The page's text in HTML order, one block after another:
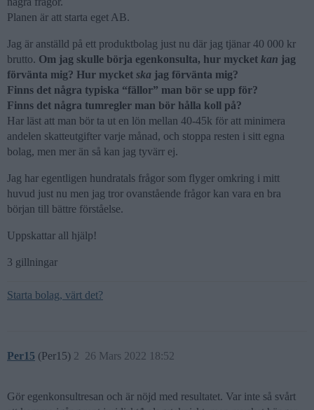
Planen är att starta eget AB.
Jag är anställd på ett produktbolag just nu där jag tjänar 40 000 kr
brutto. Om jag skulle börja egenkonsulta, hur mycket kan jag
förvänta mig? Hur mycket ska jag förvänta mig?
Finns det några typiska “fällor” man bör se upp för?
Finns det några tumregler man bör hålla koll på?
Har läst att man bör ta ut en lön mellan 40-45k för att minimera
andelen skatteutgifter varje månad, och stoppa resten i sitt egna
bolag, men mer än så kan jag tyvärr ej.
Jag har egentligen hundratals frågor som flyger omkring i mitt
huvud just nu men jag tror ovanstående frågor kan vara en bra
början till bättre förståelse.
Uppskattar all hjälp!
3 gillningar
Starta bolag, värt det?
Per15 (Per15) 26 Mars 2022 18:52
2
Gör egenkonsultresan och är nöjd med resultatet. Var inte så svårt